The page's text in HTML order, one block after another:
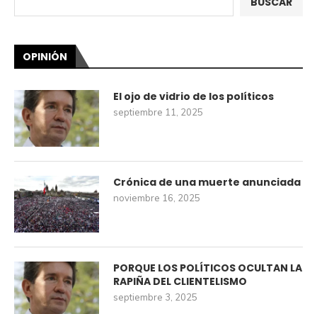
OPINIÓN
El ojo de vidrio de los políticos
septiembre 11, 2025
Crónica de una muerte anunciada
noviembre 16, 2025
PORQUE LOS POLÍTICOS OCULTAN LA
RAPIÑA DEL CLIENTELISMO
septiembre 3, 2025